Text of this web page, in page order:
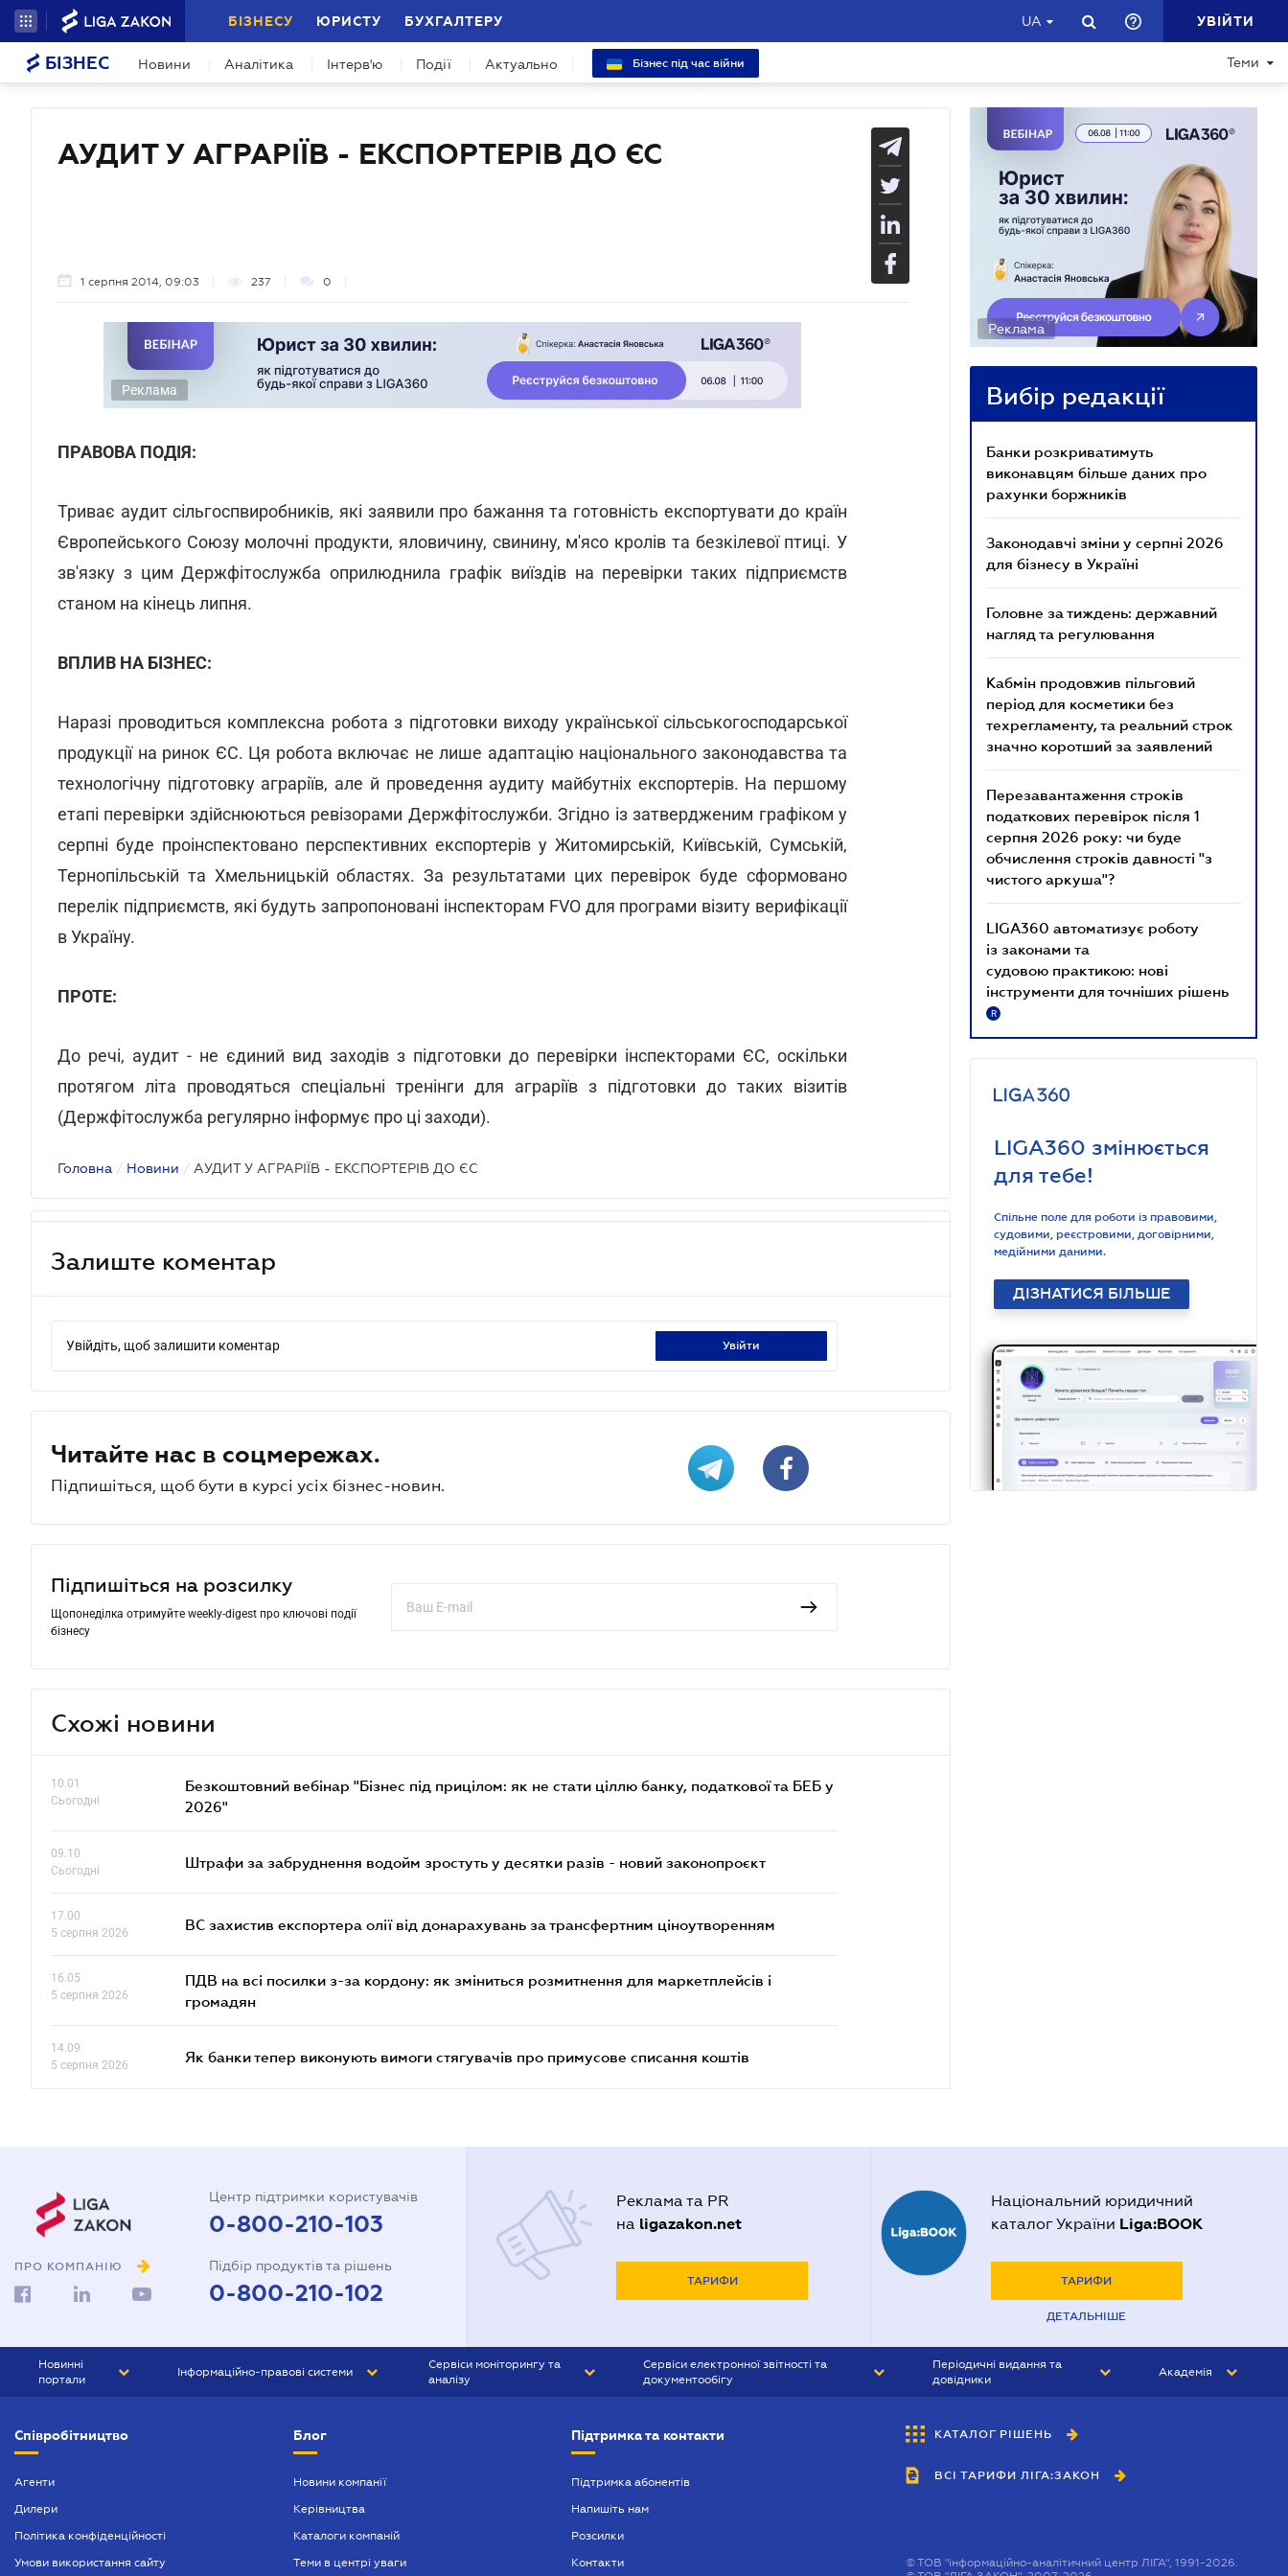
БІЗНЕСУ ЮРИСТУ БУХГАЛТЕРУ UA УВІЙТИ
БІЗНЕС Новини Аналітика Інтерв'ю Події Актуально Бізнес під час війни Теми
АУДИТ У АГРАРІЇВ - ЕКСПОРТЕРІВ ДО ЄС
1 серпня 2014, 09:03 237 0
Реклама
ПРАВОВА ПОДІЯ:
Триває аудит сільгоспвиробників, які заявили про бажання та готовність експортувати до країн
Європейського Союзу молочні продукти, яловичину, свинину, м'ясо кролів та безкілевої птиці. У
зв'язку з цим Держфітослужба оприлюднила графік виїздів на перевірки таких підприємств
станом на кінець липня.
ВПЛИВ НА БІЗНЕС:
Наразі проводиться комплексна робота з підготовки виходу української сільськогосподарської
продукції на ринок ЄС. Ця робота включає не лише адаптацію національного законодавства та
технологічну підготовку аграріїв, але й проведення аудиту майбутніх експортерів. На першому
етапі перевірки здійснюються ревізорами Держфітослужби. Згідно із затвердженим графіком у
серпні буде проінспектовано перспективних експортерів у Житомирській, Київській, Сумській,
Тернопільській та Хмельницькій областях. За результатами цих перевірок буде сформовано
перелік підприємств, які будуть запропоновані інспекторам FVO для програми візиту верифікації
в Україну.
ПРОТЕ:
До речі, аудит - не єдиний вид заходів з підготовки до перевірки інспекторами ЄС, оскільки
протягом літа проводяться спеціальні тренінги для аграріїв з підготовки до таких візитів
(Держфітослужба регулярно інформує про ці заходи).
Головна / Новини / АУДИТ У АГРАРІЇВ - ЕКСПОРТЕРІВ ДО ЄС
Залиште коментар
Увійдіть, щоб залишити коментар увійти
Читайте нас в соцмережах.
Підпишіться, щоб бути в курсі усіх бізнес-новин.
Підпишіться на розсилку
Щопонеділка отримуйте weekly-digest про ключові події
бізнесу
Схожі новини
10.01
Сьогодні
Безкоштовний вебінар "Бізнес під прицілом: як не стати ціллю банку, податкової та БЕБ у
2026"
09.10
Сьогодні
Штрафи за забруднення водойм зростуть у десятки разів - новий законопроєкт
17.00
5 серпня 2026
ВС захистив експортера олії від донарахувань за трансфертним ціноутворенням
16.05
5 серпня 2026
ПДВ на всі посилки з-за кордону: як зміниться розмитнення для маркетплейсів і
громадян
14.09
5 серпня 2026
Як банки тепер виконують вимоги стягувачів про примусове списання коштів
Реклама
Вибір редакції
Банки розкриватимуть
виконавцям більше даних про
рахунки боржників
Законодавчі зміни у серпні 2026
для бізнесу в Україні
Головне за тиждень: державний
нагляд та регулювання
Кабмін продовжив пільговий
період для косметики без
техрегламенту, та реальний строк
значно коротший за заявлений
Перезавантаження строків
податкових перевірок після 1
серпня 2026 року: чи буде
обчислення строків давності "з
чистого аркуша"?
LIGA360 автоматизує роботу
із законами та
судовою практикою: нові
інструменти для точніших рішень
R
LIGA360 змінюється
для тебе!
Спільне поле для роботи із правовими,
судовими, реєстровими, договірними,
медійними даними.
ДІЗНАТИСЯ БІЛЬШЕ
ПРО КОМПАНІЮ
Центр підтримки користувачів
0-800-210-103
Підбір продуктів та рішень
0-800-210-102
Реклама та PR
на ligazakon.net
ТАРИФИ
Національний юридичний
каталог України Liga:BOOK
ТАРИФИ
ДЕТАЛЬНІШЕ
Новинні
портали
БІЗНЕС
Інформаційно-правові системи
БУХГАЛТЕР ПРОФ
Сервіси моніторингу та
аналізу
Сервіси електронної звітності та
документообігу
Періодичні видання та
довідники
БУХГАЛТЕР&ЗАКОН
ВІСНИК МСФЗ
Академія
Співробітництво
Агенти
Дилери
Політика конфіденційності
Умови використання сайту
Блог
Новини компанії
Керівництва
Каталоги компаній
Теми в центрі уваги
Підтримка та контакти
Підтримка абонентів
Напишіть нам
Розсилки
Контакти
КАТАЛОГ РІШЕНЬ
ВСІ ТАРИФИ ЛІГА:ЗАКОН
©ТОВ "інформаційно-аналітичний центр ЛІГА", 1991-2026.